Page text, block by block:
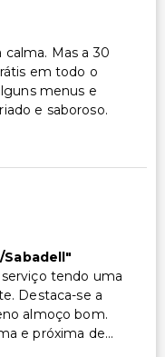
Mas a 30
em todo o
menus e
e saboroso.
Sabadell
tendo uma
Destaca-se a
almoço bom.
e próxima de...